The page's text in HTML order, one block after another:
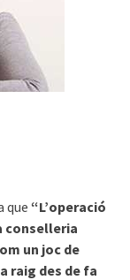
que “L’operació
conselleria
un joc de
raig des de fa